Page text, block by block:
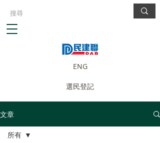
ENG
選民登記
文章
所有